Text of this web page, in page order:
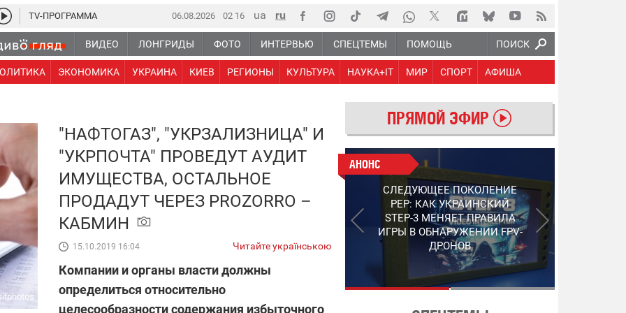
ПОИСК
06.08.2026 02:16
ВИДЕО ЛОНГРИДЫ ФОТО ИНТЕРВЬЮ СПЕЦТЕМЫ ПОМОЩЬ
ЭКОНОМИКА УКРАИНА КИЕВ РЕГИОНЫ КУЛЬТУРА НАУКА+IT МИР СПОРТ АФИША
TV-ПРОГРАММА
"НАФТОГАЗ", "УКРЗАЛИЗНИЦА" И
"УКРПОЧТА" ПРОВЕДУТ АУДИТ
ИМУЩЕСТВА, ОСТАЛЬНОЕ
ПРОДАДУТ ЧЕРЕЗ PROZORRO –
КАБМИН
15.10.2019 16:04 Читайте українською
Компании и органы власти должны
определиться относительно
целесообразности содержания избыточного
ПРЯМОЙ ЭФИР
АНОНС
СЛЕДУЮЩЕЕ ПОКОЛЕНИЕ
PEP: КАК УКРАИНСКИЙ
STEP-3 МЕНЯЕТ ПРАВИЛА
ИГРЫ В ОБНАРУЖЕНИИ FPV-
ДРОНОВ
АНОНС
РАБОТАЮТ НА ПЕРЕДОВОЙ:
ПОДДЕРЖИТЕ ВОЕНКОРОВ
"5 КАНАЛА", КОТОРЫЕ
СНИМАЮТ НА САМЫХ
ГОРЯЧИХ НАПРАВЛЕНИЯХ
ФРОНТА